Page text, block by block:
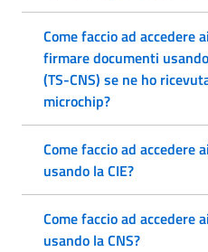
Come faccio ad accedere
firmare documenti
(TS-CNS) se ne ho
microchip?
Come faccio ad accedere
usando la CIE?
Come faccio ad accedere
usando la CNS?